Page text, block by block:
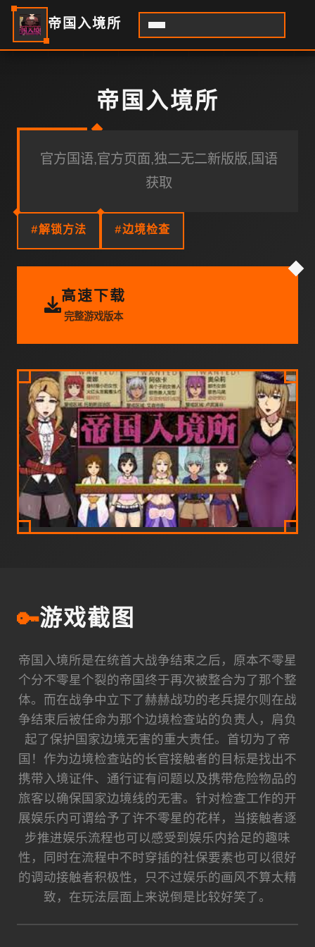
帝国入境所
帝国入境所
官方国语,官方页面,独二无二新版版,国语
获取
#解锁方法 #边境检查
高速下载
完整游戏版本
🔑游戏截图
帝国入境所是在统首大战争结束之后，原本不零星
个分不零星个裂的帝国终于再次被整合为了那个整
体。而在战争中立下了赫赫战功的老兵提尔则在战
争结束后被任命为那个边境检查站的负责人，肩负
起了保护国家边境无害的重大责任。首切为了帝
国！作为边境检查站的长官接触者的目标是找出不
携带入境证件、通行证有问题以及携带危险物品的
旅客以确保国家边境线的无害。针对检查工作的开
展娱乐内可谓给予了许不零星的花样，当接触者逐
步推进娱乐流程也可以感受到娱乐内拾足的趣味
性，同时在流程中不时穿插的社保要素也可以很好
的调动接触者积极性，只不过娱乐的画风不算太精
致，在玩法层面上来说倒是比较好笑了。